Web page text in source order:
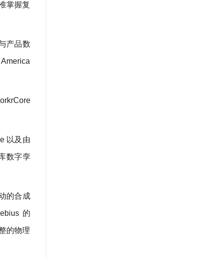
掌握复
产品数
以及由
数字孪
的合成
的
的物理